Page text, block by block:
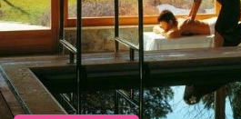
Fuga romantica. Un
lago…
Gargnano – Lago di Garda - Brescia
Soggiorno benessere in Junior Suite
Lefay SPAdi 3.800 mq, 1 percorso